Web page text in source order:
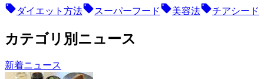
ダイエット方法 スーパーフード 美容法 チアシード
カテゴリ別ニュース
新着ニュース